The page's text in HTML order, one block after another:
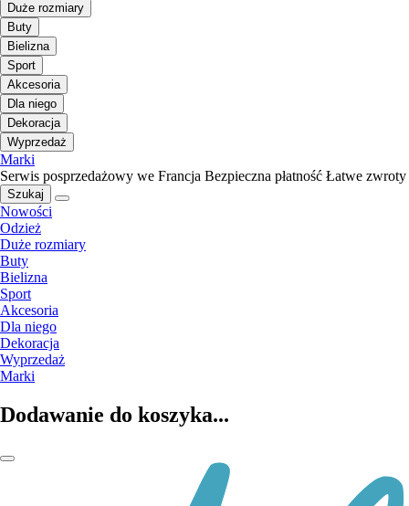
Duże rozmiary
Buty
Bielizna
Sport
Akcesoria
Dla niego
Dekoracja
Wyprzedaż
Marki
Serwis posprzedażowy we Francja Bezpieczna płatność Łatwe zwroty
Szukaj
Nowości
Odzież
Duże rozmiary
Buty
Bielizna
Sport
Akcesoria
Dla niego
Dekoracja
Wyprzedaż
Marki
Dodawanie do koszyka...